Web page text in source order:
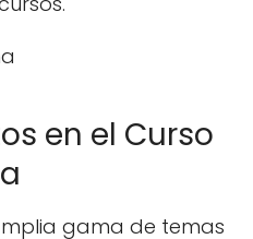
en el Curso
gama de temas